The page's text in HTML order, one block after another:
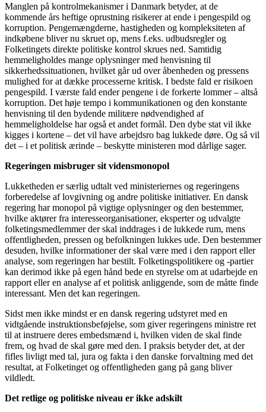
Manglen på kontrolmekanismer i Danmark betyder, at de
kommende års heftige oprustning risikerer at ende i pengespild og
korruption. Pengemængderne, hastigheden og kompleksiteten af
indkøbene bliver nu skruet op, mens f.eks. udbudsregler og
Folketingets direkte politiske kontrol skrues ned. Samtidig
hemmeligholdes mange oplysninger med henvisning til
sikkerhedssituationen, hvilket går ud over åbenheden og pressens
mulighed for at dække processerne kritisk. I bedste fald er risikoen
pengespild. I værste fald ender pengene i de forkerte lommer – altså
korruption. Det høje tempo i kommunikationen og den konstante
henvisning til den bydende militære nødvendighed af
hemmeligholdelse har også et andet formål. Den dybe stat vil ikke
kigges i kortene – det vil have arbejdsro bag lukkede døre. Og så vil
det – i et politisk ærinde – beskytte ministeren mod dårlige sager.
Regeringen misbruger sit vidensmonopol
Lukketheden er særlig udtalt ved ministeriernes og regeringens
forberedelse af lovgivning og andre politiske initiativer. En dansk
regering har monopol på vigtige oplysninger og den bestemmer,
hvilke aktører fra interesseorganisationer, eksperter og udvalgte
folketingsmedlemmer der skal inddrages i de lukkede rum, mens
offentligheden, pressen og befolkningen lukkes ude. Den bestemmer
desuden, hvilke informationer der skal være med i den rapport eller
analyse, som regeringen har bestilt. Folketingspolitikere og -partier
kan derimod ikke på egen hånd bede en styrelse om at udarbejde en
rapport eller en analyse af et politisk anliggende, som de måtte finde
interessant. Men det kan regeringen.
Sidst men ikke mindst er en dansk regering udstyret med en
vidtgående instruktionsbeføjelse, som giver regeringens ministre ret
til at instruere deres embedsmænd i, hvilken viden de skal finde
frem, og hvad de skal gøre med den. I praksis betyder det, at der
fifles livligt med tal, jura og fakta i den danske forvaltning med det
resultat, at Folketinget og offentligheden gang på gang bliver
vildledt.
Det retlige og politiske niveau er ikke adskilt